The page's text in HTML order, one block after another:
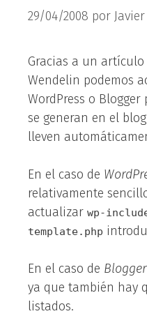
29/04/2008 por
Gracias a un
Wendelin podemos
WordPress o
se generan en el
lleven
En el caso de
relativamente
actualizar wp-
template.php
En el caso de Blogger
ya que también hay
listados.